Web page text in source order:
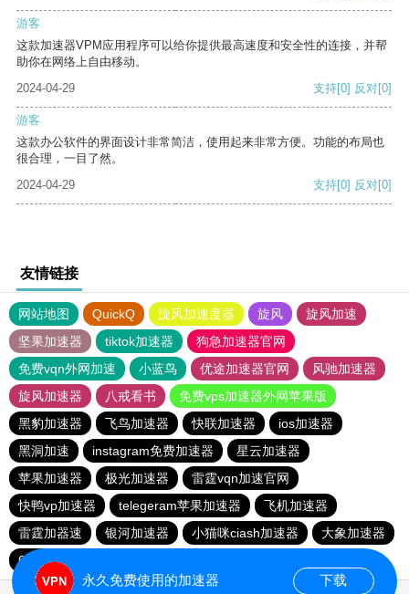
游客
这款加速器VPM应用程序可以给你提供最高速度和安全性的连接，并帮
助你在网络上自由移动。
2024-04-29
支持[0] 反对[0]
游客
这款办公软件的界面设计非常简洁，使用起来非常方便。功能的布局也
很合理，一目了然。
2024-04-29
支持[0] 反对[0]
友情链接
网站地图 QuickQ 旋风加速度器 旋风
旋风加速
坚果加速器
tiktok加速器
狗急加速器官网
免费vqn外网加速
小蓝鸟 优途加速器官网
风驰加速器
旋风加速器
八戒看书
免费vps加速器外网苹果版
黑豹加速器
飞鸟加速器 快联加速器
ios加速器
黑洞加速
instagram免费加速器
星云加速器
苹果加速器
极光加速器
雷霆vqn加速官网
快鸭vp加速器
telegeram苹果加速器
飞机加速器
雷霆加器速
银河加速器 小猫咪ciash加速器
大象加速器
6513下载站
永久免费使用的加速器 下载